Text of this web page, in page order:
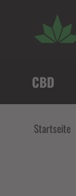
CBD
Startseite